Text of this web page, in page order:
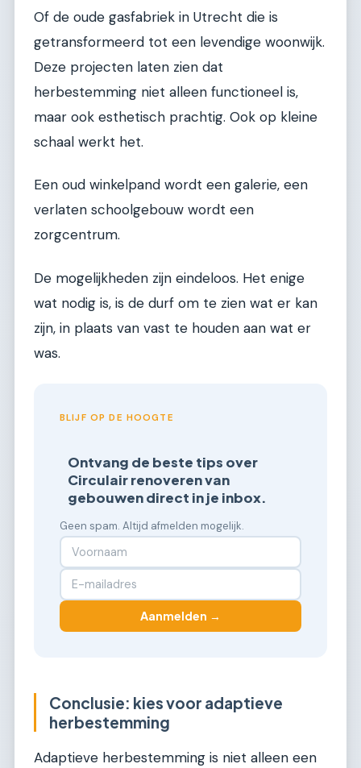
Of de oude gasfabriek in Utrecht die is
getransformeerd tot een levendige woonwijk.
Deze projecten laten zien dat
herbestemming niet alleen functioneel is,
maar ook esthetisch prachtig. Ook op kleine
schaal werkt het.
Een oud winkelpand wordt een galerie, een
verlaten schoolgebouw wordt een
zorgcentrum.
De mogelijkheden zijn eindeloos. Het enige
wat nodig is, is de durf om te zien wat er kan
zijn, in plaats van vast te houden aan wat er
was.
BLIJF OP DE HOOGTE
Ontvang de beste tips over
Circulair renoveren van
gebouwen direct in je inbox.
Geen spam. Altijd afmelden mogelijk.
Aanmelden →
Conclusie: kies voor adaptieve
herbestemming
Adaptieve herbestemming is niet alleen een